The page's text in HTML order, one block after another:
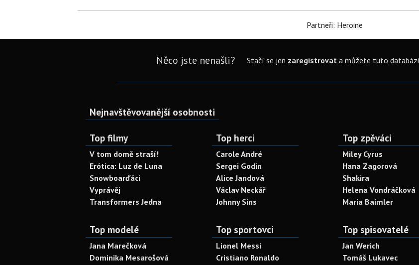
Partneři: Heroine
Něco jste nenašli? Stačí se jen zaregistrovata můžete tuto databázi
Nejnavštěvovanější osobnosti
Top filmy
V tom domě straší!
Erótica: Luz de Luna
Snowboarďáci
Vyprávěj
Transformers Jedna
Top herci
Carole André
Sergei Godin
Alice Jandová
Václav Neckář
Johnny Sins
Top zpěváci
Miley Cyrus
Hana Zagorová
Shakira
Helena Vondráčková
Maria Baimler
Top modelé
Jana Marečková
Dominika Mesarošová
Top sportovci
Lionel Messi
Cristiano Ronaldo
Top spisovatelé
Jan Werich
Tomáš Lukavec